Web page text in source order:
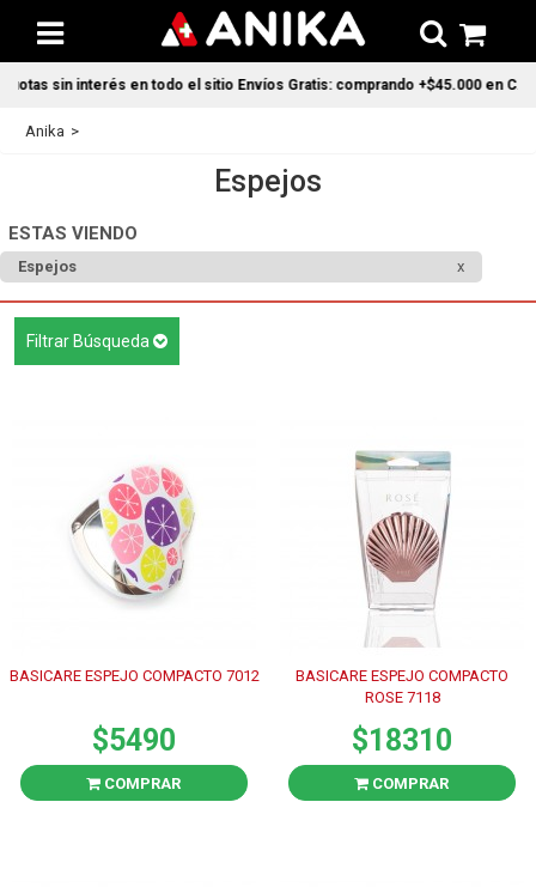
sin interés en todo el sitio Envíos Gratis: comprando +$45.000 en CABA y
Anika
Espejos
ESTAS VIENDO
Espejos
Filtrar Búsqueda
BASICARE ESPEJO COMPACTO 7012
$5490
COMPRAR
BASICARE ESPEJO COMPACTO
ROSE 7118
$18310
COMPRAR